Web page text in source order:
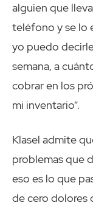
alguien que
teléfono y se lo
yo puedo
semana, a
cobrar en los
mi inventario”.
Klasel admite
problemas que
eso es lo que
de cero dolores